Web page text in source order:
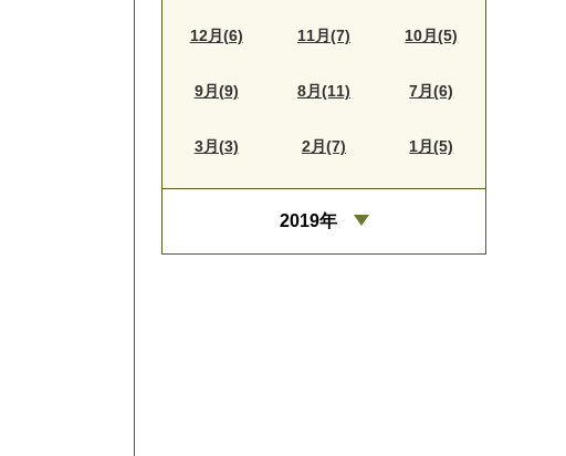
12月(6) 11月(7) 10月(5)
9月(9) 8月(11) 7月(6)
3月(3) 2月(7) 1月(5)
2019年